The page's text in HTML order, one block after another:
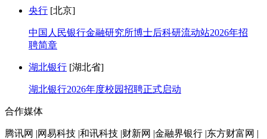
央行 [北京]
中国人民银行金融研究所博士后科研流动站2026年招
聘简章
湖北银行 [湖北省]
湖北银行2026年度校园招聘正式启动
合作媒体
腾讯网 |网易科技 |和讯科技 |财新网 |金融界银行 |东方财富网 |